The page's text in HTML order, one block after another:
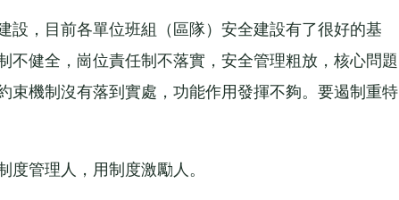
，目前各單位班組（區隊）安全建設有了很好的基
不健全，崗位責任制不落實，安全管理粗放，核心問題
束機制沒有落到實處，功能作用發揮不夠。要遏制重特
管理人，用制度激勵人。